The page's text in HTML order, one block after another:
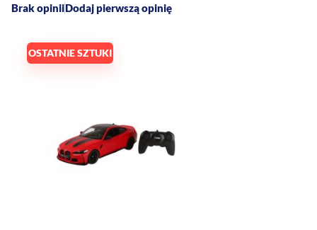
OSTATNIE SZTUKI
Brak opiniiDodaj pierwszą opinię